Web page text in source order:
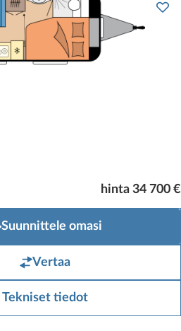
hinta 34 700 €
Suunnittele omasi
Vertaa
Tekniset tiedot